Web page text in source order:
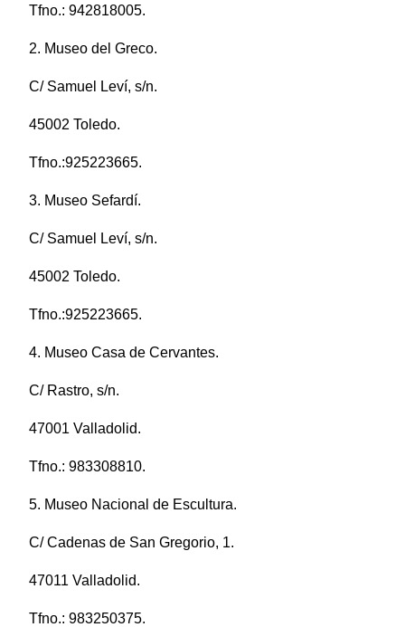
Tfno.: 942818005.
2. Museo del Greco.
C/ Samuel Leví, s/n.
45002 Toledo.
Tfno.:925223665.
3. Museo Sefardí.
C/ Samuel Leví, s/n.
45002 Toledo.
Tfno.:925223665.
4. Museo Casa de Cervantes.
C/ Rastro, s/n.
47001 Valladolid.
Tfno.: 983308810.
5. Museo Nacional de Escultura.
C/ Cadenas de San Gregorio, 1.
47011 Valladolid.
Tfno.: 983250375.